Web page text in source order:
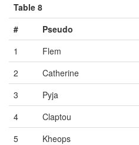
Table 8
#
Pseudo
1
Flem
2
Catherine
3
Pyja
4
Claptou
5
Kheops